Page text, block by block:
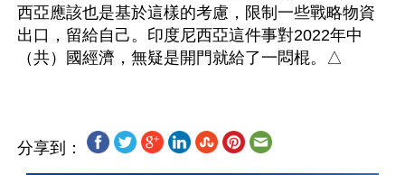
西亞應該也是基於這樣的考慮，限制一些戰略物資
出口，留給自己。印度尼西亞這件事對2022年中
分享到：